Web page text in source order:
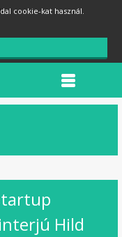
cookie-kat használ.
Hild